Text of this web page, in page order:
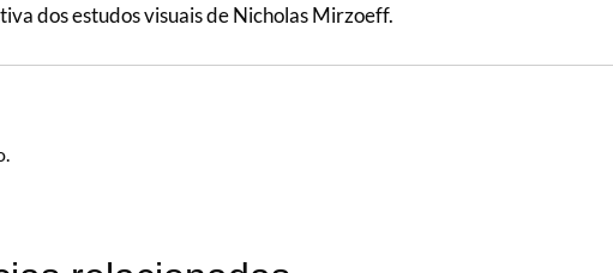
dos estudos visuais de Nicholas Mirzoeff.